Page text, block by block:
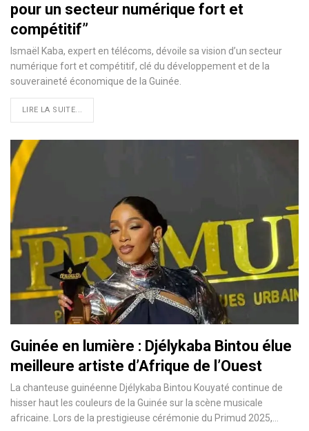
pour un secteur numérique fort et
compétitif”
Ismaël Kaba, expert en télécoms, dévoile sa vision d’un secteur
numérique fort et compétitif, clé du développement et de la
souveraineté économique de la Guinée.
LIRE LA SUITE...
Guinée en lumière : Djélykaba Bintou élue
meilleure artiste d’Afrique de l’Ouest
La chanteuse guinéenne Djélykaba Bintou Kouyaté continue de
hisser haut les couleurs de la Guinée sur la scène musicale
africaine. Lors de la prestigieuse cérémonie du Primud 2025,…